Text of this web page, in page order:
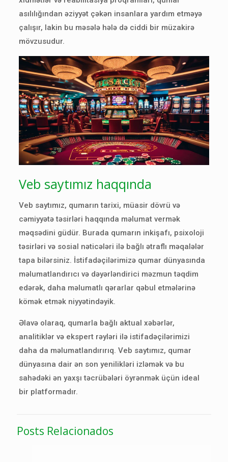
asılılığından əziyyət çəkən insanlara yardım etməyə
çalışır, lakin bu məsələ hələ də ciddi bir müzakirə
mövzusudur.
Veb saytımız haqqında
Veb saytımız, qumarın tarixi, müasir dövrü və
cəmiyyətə təsirləri haqqında məlumat vermək
məqsədini güdür. Burada qumarın inkişafı, psixoloji
təsirləri və sosial nəticələri ilə bağlı ətraflı məqalələr
tapa bilərsiniz. İstifadəçilərimizə qumar dünyasında
məlumatlandırıcı və dəyərləndirici məzmun təqdim
edərək, daha məlumatlı qərarlar qəbul etmələrinə
kömək etmək niyyətindəyik.
Əlavə olaraq, qumarla bağlı aktual xəbərlər,
analitiklər və ekspert rəyləri ilə istifadəçilərimizi
daha da məlumatlandırırıq. Veb saytımız, qumar
dünyasına dair ən son yenilikləri izləmək və bu
sahədəki ən yaxşı təcrübələri öyrənmək üçün ideal
bir platformadır.
Posts Relacionados